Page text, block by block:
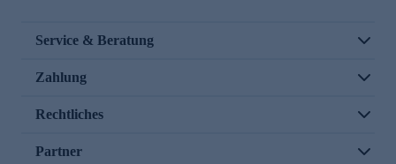
Service & Beratung
Zahlung
Rechtliches
Partner